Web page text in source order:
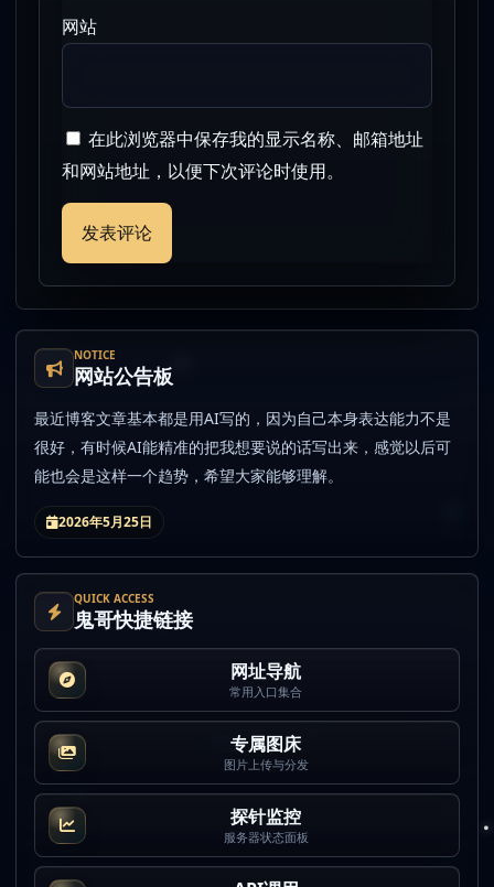
NOTICE
网站公告板
最近博客文章基本都是用AI写的，因为自己本身表达能力不是
很好，有时候AI能精准的把我想要说的话写出来，感觉以后可
能也会是这样一个趋势，希望大家能够理解。
2026年5月25日
QUICK ACCESS
鬼哥快捷链接
网址导航
常用入口集合
专属图床
图片上传与分发
探针监控
服务器状态面板
网站
在此浏览器中保存我的显示名称、邮箱地址
和网站地址，以便下次评论时使用。